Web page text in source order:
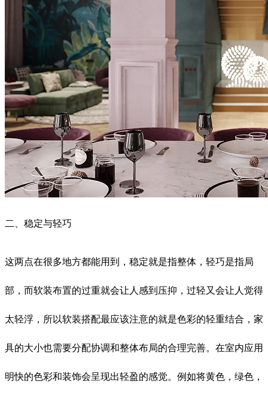
二、稳定与轻巧
这两点在很多地方都能用到，稳定就是指整体，轻巧是指局
部，而软装布置的过重就会让人感到压抑，过轻又会让人觉得
太轻浮，所以软装搭配最应该注意的就是色彩的轻重结合，家
具的大小也需要分配协调和整体布局的合理完善。在室内应用
明快的色彩和装饰会呈现出轻盈的感觉。例如将黄色，绿色，